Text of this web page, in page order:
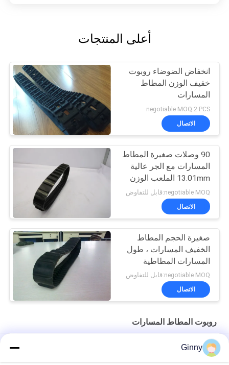
أعلى المنتجات
انخفاض الضوضاء روبوت
خفيف الوزن المطاط
المسارات
negotiable MOQ:2 PCS
الاتصال
90 وصلات صغيرة المطاط
المسارات مع الجر عالية
13.01mm الملعب الوزن
1.6kg
negotiable MOQ:قابل للتفاوض
الاتصال
صغيرة الحجم المطاط
الخفيف المسارات ، طول
المسارات المطاطية
البسيطة 1000 مم
negotiable MOQ:قابل للتفاوض
الاتصال
روبوت المطاط المسارات
روبوت المواد الصغيرة المسارات 118 مم واسعة مع عجلات عالية الأداء
Ginny